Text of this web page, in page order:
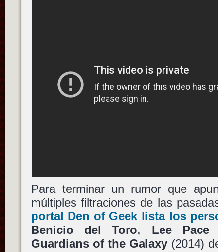
Para terminar un rumor que
múltiples filtraciones de las
portal Den of Geek lista los
Benicio del Toro, Lee Pace
Guardians of the Galaxy(2014)